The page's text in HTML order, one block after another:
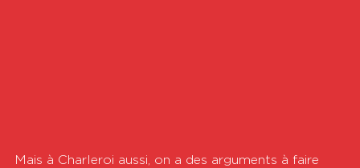
Mais à Charleroi aussi, on a des arguments à faire